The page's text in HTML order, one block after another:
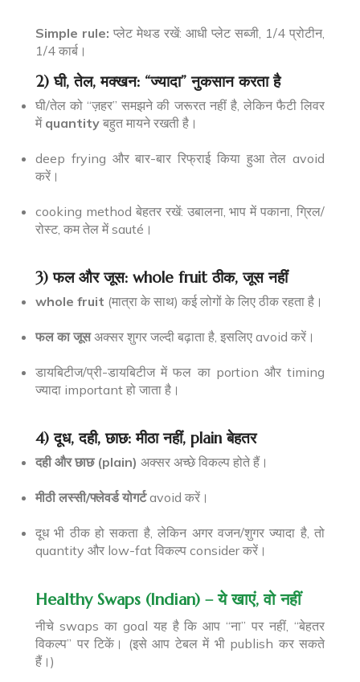
Simple rule: प्लेट मेथड रखें: आधी प्लेट सब्जी, 1/4 प्रोटीन,
1/4 कार्ब।
2) घी, तेल, मक्खन: “ज्यादा” नुकसान करता है
घी/तेल को “ज़हर” समझने की जरूरत नहीं है, लेकिन फैटी लिवर
में quantity बहुत मायने रखती है।
deep frying और बार-बार रिफ्राई किया हुआ तेल avoid
करें।
cooking method बेहतर रखें: उबालना, भाप में पकाना, ग्रिल/
रोस्ट, कम तेल में sauté।
3) फल और जूस: whole fruit ठीक, जूस नहीं
whole fruit (मात्रा के साथ) कई लोगों के लिए ठीक रहता है।
फल का जूसअक्सर शुगर जल्दी बढ़ाता है, इसलिए avoid करें।
डायबिटीज/प्री-डायबिटीज में फल का portion और timing
ज्यादा important हो जाता है।
4) दूध, दही, छाछ: मीठा नहीं, plain बेहतर
दही और छाछ (plain) अक्सर अच्छे विकल्प होते हैं।
मीठी लस्सी/फ्लेवर्ड योगर्टavoid करें।
दूध भी ठीक हो सकता है, लेकिन अगर वजन/शुगर ज्यादा है, तो
quantity और low-fat विकल्प consider करें।
Healthy Swaps (Indian) – ये खाएं, वो नहीं
नीचे swaps का goal यह है कि आप “ना” पर नहीं, “बेहतर
विकल्प” पर टिकें। (इसे आप टेबल में भी publish कर सकते
हैं।)